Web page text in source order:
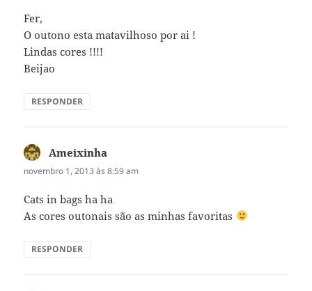
Fer,
O outono esta matavilhoso por ai !
Lindas cores !!!!
Beijao
RESPONDER
Ameixinha
novembro 1, 2013 às 8:59 am
Cats in bags ha ha
As cores outonais são as minhas favoritas
RESPONDER